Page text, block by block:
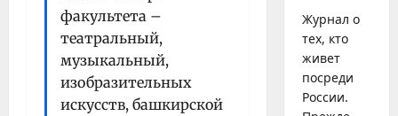
факультета –
театральный,
музыкальный,
изобразительных
искусств, башкирской
Журнал о
тех, кто
живет
посреди
России.